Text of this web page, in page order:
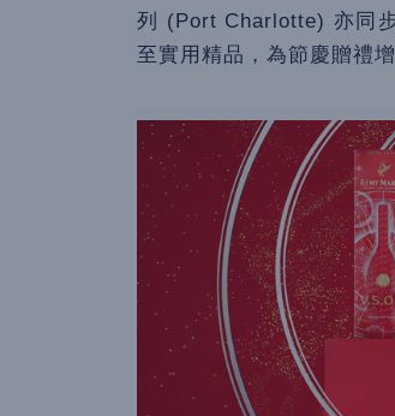
列 (Port Charlotte) 亦同
至實用精品，為節慶贈禮